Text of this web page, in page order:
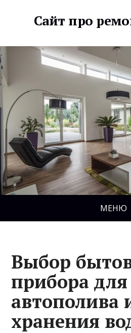
Сайт про
МЕНЮ
Выбор
прибора для
автополива
хранения